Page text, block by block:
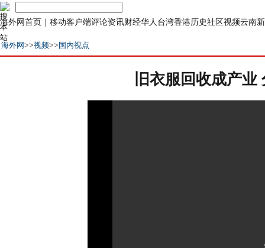
海外网首页 ｜ 移动客户端评论资讯财经华人 台湾香港历史社区视频云南
海外网>>视频>> 国内视点
旧衣服回收成产